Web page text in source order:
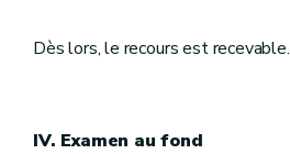
Dès lors, le recours est recevable.
IV. Examen au fond